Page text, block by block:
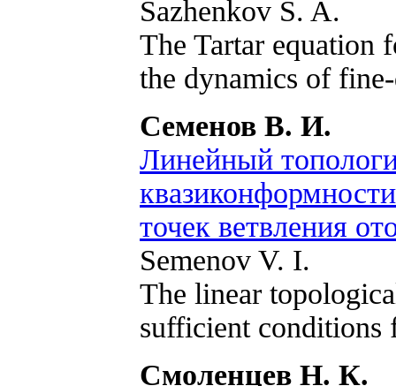
Sazhenkov S. A.
The Tartar equation
the dynamics of
Семенов В. И.
Линейный
точек ветвления
Semenov V. I.
The linear
sufficient conditions
Смоленцев Н. К.